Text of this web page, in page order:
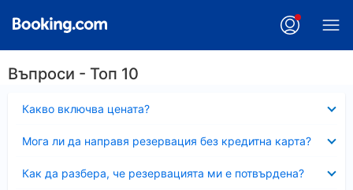
Въпроси - Топ 10
Какво включва цената?
Мога ли да направя резервация без кредитна карта?
Как да разбера, че резервацията ми е потвърдена?